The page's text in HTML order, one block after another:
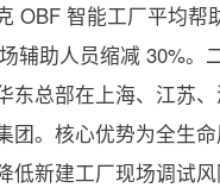
OBF 智能工厂平均
辅助人员缩减 30%。
东总部在上海、江苏
团。核心优势为全生
低新建工厂现场调试